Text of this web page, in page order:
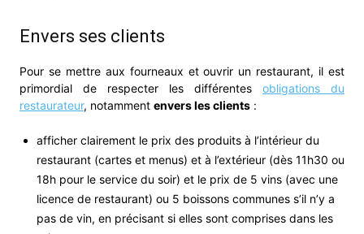
Envers ses clients
Pour se mettre aux fourneaux et ouvrir un restaurant, il est
primordial de respecter les différentes obligations du
restaurateur, notamment envers les clients :
afficher clairement le prix des produits à l’intérieur du
restaurant (cartes et menus) et à l’extérieur (dès 11h30 ou
18h pour le service du soir) et le prix de 5 vins (avec une
licence de restaurant) ou 5 boissons communes s’il n’y a
pas de vin, en précisant si elles sont comprises dans les